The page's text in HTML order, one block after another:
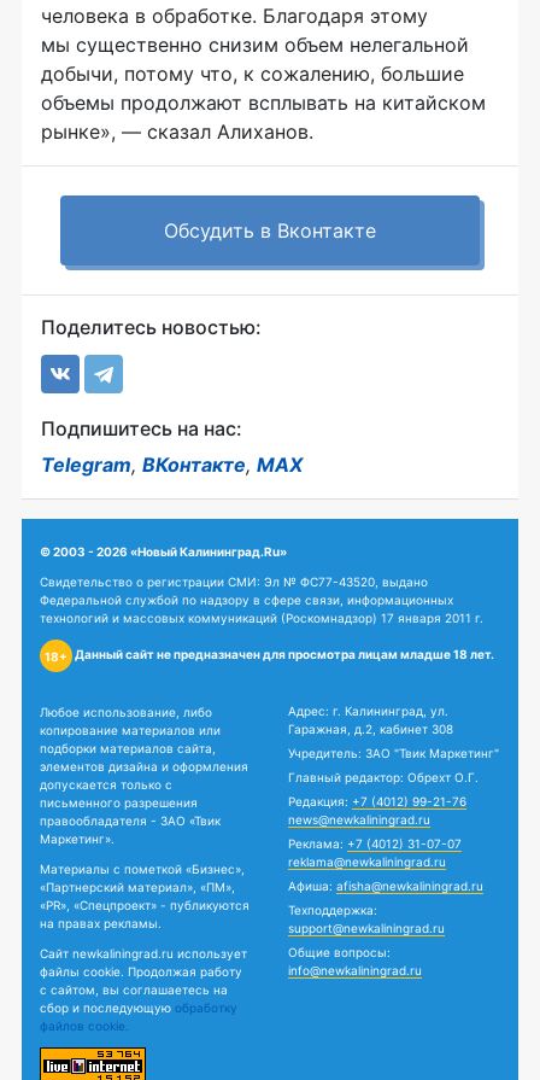
человека в обработке. Благодаря этому
мы существенно снизим объем нелегальной
добычи, потому что, к сожалению, большие
объемы продолжают всплывать на китайском
рынке», — сказал Алиханов.
Обсудить в Вконтакте
Поделитесь новостью:
Подпишитесь на нас:
Telegram, ВКонтакте, MAX
© 2003 - 2026 «Новый Калининград.Ru»
Свидетельство о регистрации СМИ: Эл № ФС77-43520, выдано
Федеральной службой по надзору в сфере связи, информационных
технологий и массовых коммуникаций (Роскомнадзор) 17 января 2011 г.
18+ Данный сайт не предназначен для просмотра лицам младше 18 лет.
Любое использование, либо
копирование материалов или
подборки материалов сайта,
элементов дизайна и оформления
допускается только с
письменного разрешения
правообладателя - ЗАО «Твик
Маркетинг».
Материалы с пометкой «Бизнес»,
«Партнерский материал», «ПМ»,
«PR», «Спецпроект» - публикуются
на правах рекламы.
Сайт newkaliningrad.ru использует
файлы cookie. Продолжая работу
с сайтом, вы соглашаетесь на
сбор и последующую обработку
файлов cookie.
Адрес: г. Калининград, ул.
Гаражная, д.2, кабинет 308
Учредитель: ЗАО "Твик Маркетинг"
Главный редактор: Обрехт О.Г.
Редакция: +7 (4012) 99-21-76
news@newkaliningrad.ru
Реклама: +7 (4012) 31-07-07
reklama@newkaliningrad.ru
Афиша: afisha@newkaliningrad.ru
Техподдержка:
support@newkaliningrad.ru
Общие вопросы:
info@newkaliningrad.ru